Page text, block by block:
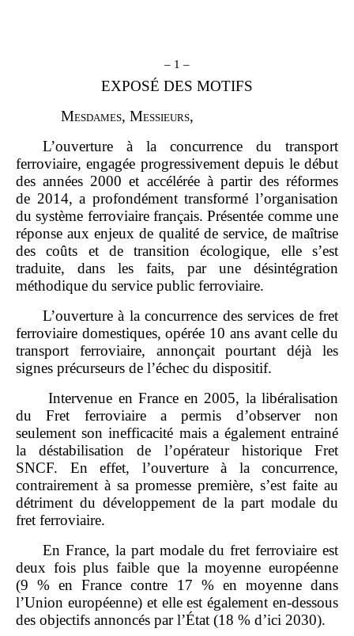
– 1 –
EXPOSÉ DES MOTIFS
Mesdames, Messieurs,
L’ouverture à la concurrence du transport
ferroviaire, engagée progressivement depuis le début
des années 2000 et accélérée à partir des réformes
de 2014, a profondément transformé l’organisation
du système ferroviaire français. Présentée comme une
réponse aux enjeux de qualité de service, de maîtrise
des coûts et de transition écologique, elle s’est
traduite, dans les faits, par une désintégration
méthodique du service public ferroviaire.
L’ouverture à la concurrence des services de fret
ferroviaire domestiques, opérée 10 ans avant celle du
transport ferroviaire, annonçait pourtant déjà les
signes précurseurs de l’échec du dispositif.
Intervenue en France en 2005, la libéralisation
du Fret ferroviaire a permis d’observer non
seulement son inefficacité mais a également entrainé
la déstabilisation de l’opérateur historique Fret
SNCF. En effet, l’ouverture à la concurrence,
contrairement à sa promesse première, s’est faite au
détriment du développement de la part modale du
fret ferroviaire.
En France, la part modale du fret ferroviaire est
deux fois plus faible que la moyenne européenne
(9 % en France contre 17 % en moyenne dans
l’Union européenne) et elle est également en‑dessous
des objectifs annoncés par l’État (18 % d’ici 2030).